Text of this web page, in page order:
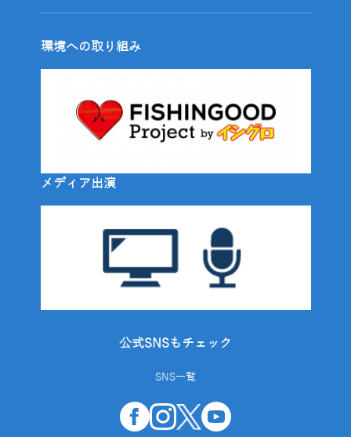
環境への取り組み
メディア出演
公式SNSもチェック
SNS一覧